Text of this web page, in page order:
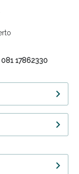
081 17862330